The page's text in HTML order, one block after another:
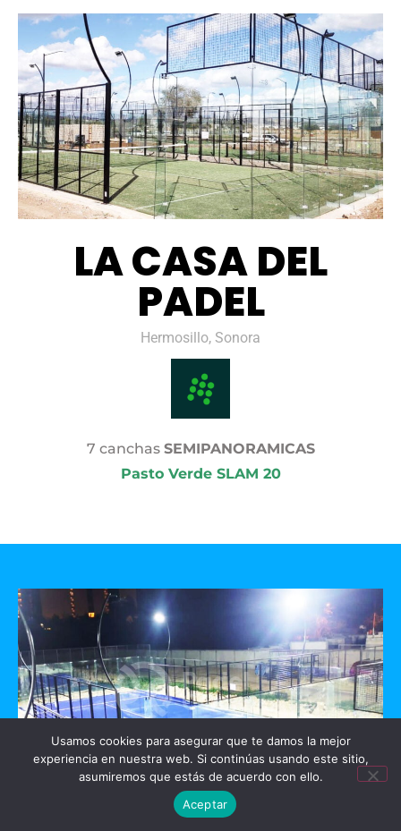
LA CASA DEL
PADEL
Hermosillo, Sonora
7 canchas SEMIPANORAMICAS
Pasto Verde SLAM 20
Usamos cookies para asegurar que te damos la mejor
experiencia en nuestra web. Si continúas usando este sitio,
asumiremos que estás de acuerdo con ello.
Aceptar